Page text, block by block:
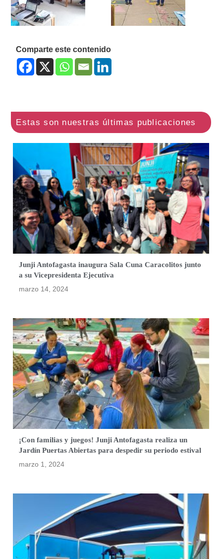
Comparte este contenido
Junji Antofagasta inaugura Sala Cuna Caracolitos junto
a su Vicepresidenta Ejecutiva
marzo 14, 2024
¡Con familias y juegos! Junji Antofagasta realiza un
Jardín Puertas Abiertas para despedir su periodo estival
marzo 1, 2024